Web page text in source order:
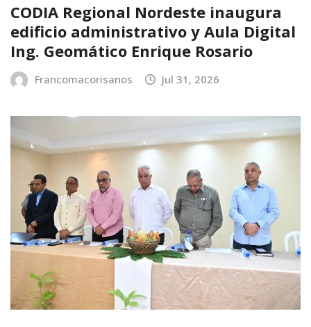
CODIA Regional Nordeste inaugura
edificio administrativo y Aula Digital
Ing. Geomático Enrique Rosario
Francomacorisanos Jul 31, 2026